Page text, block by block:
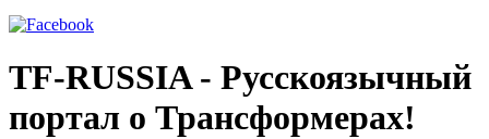
TF-RUSSIA - Русскоязычный
портал о Трансформерах!